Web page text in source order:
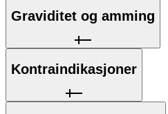
Graviditet og amming
Kontraindikasjoner